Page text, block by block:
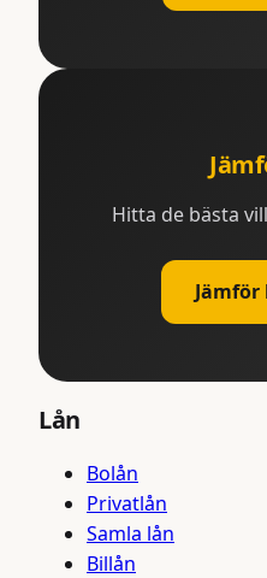
Hitta de bästa
Lån
Bolån
Privatlån
Samla lån
Billån